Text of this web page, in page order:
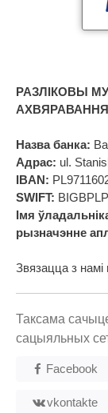
РАЗЛІКОВЫ
Назва банка:
Адрас: ul.
IBAN:
SWIFT:
Імя
рызначэнне
Звязацца з
Таксама
сацыяльных
Facebook
vkontakte